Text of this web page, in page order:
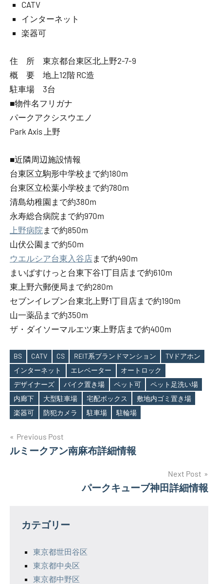
CATV
インターネット
楽器可
住 所 東京都台東区北上野2-7-9
概 要 地上12階 RC造
駐車場 3台
■物件名フリガナ
パークアクシスウエノ
Park Axis 上野
■近隣周辺施設情報
台東区立駒形中学校まで約180m
台東区立松葉小学校まで約780m
清島幼稚園まで約380m
永寿総合病院まで約970m
上野病院 まで約850m
山伏公園まで約50m
ウエルシア台東入谷店まで約490m
まいばすけっと台東下谷1丁目店まで約610m
東上野六郵便局まで約280m
セブンイレブン台東北上野1丁目店まで約190m
山一薬品まで約350m
ザ・ダイソーマルエツ東上野店まで約400m
Tags
BS CATV CS REIT系ブランドマンション
TVドアホン
インターネット
エレベーター
オートロック
デザイナーズ
バイク置き場 ペット可
ペット足洗い場
内廊下
大型駐車場 宅配ボックス
敷地内ゴミ置き場
楽器可
防犯カメラ 駐車場 駐輪場
投
稿
ー
Previous Post
ルミークアン南麻布詳細情報
Next Post
パークキューブ神田詳細情報
カテゴリー
東京都世田谷区
東京都中央区
東京都中野区